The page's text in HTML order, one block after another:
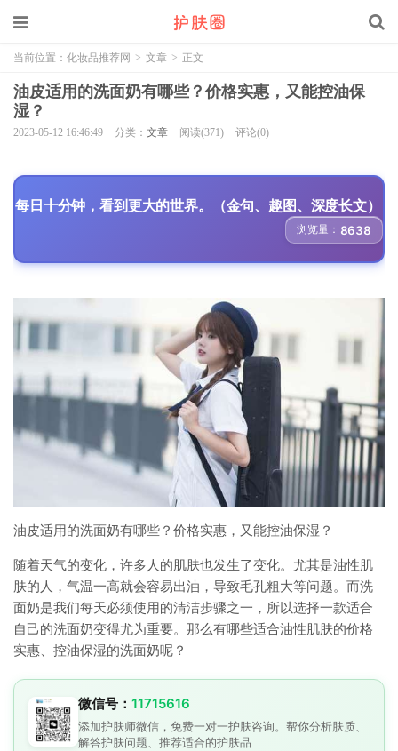
当前位置： 化妆品推荐网 > 文章 > 正文
油皮适用的洗面奶有哪些？价格实惠，又能控油保
湿？
2023-05-12 16:46:49 分类： 文章 阅读(371) 评论(0)
每日十分钟，看到更大的世界。（金句、趣图、深度长文）
浏览量： 8638
油皮适用的洗面奶有哪些？价格实惠，又能控油保湿？
随着天气的变化，许多人的肌肤也发生了变化。尤其是油性肌
肤的人，气温一高就会容易出油，导致毛孔粗大等问题。而洗
面奶是我们每天必须使用的清洁步骤之一，所以选择一款适合
自己的洗面奶变得尤为重要。那么有哪些适合油性肌肤的价格
实惠、控油保湿的洗面奶呢？
微信号： 11715616
添加护肤师微信，免费一对一护肤咨询。帮你分析肤质、
解答护肤问题、推荐适合的护肤品